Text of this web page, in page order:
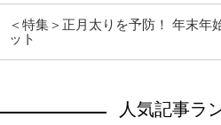
＜特集＞正月太りを予防！ 年末年
ット
人気記事ラ